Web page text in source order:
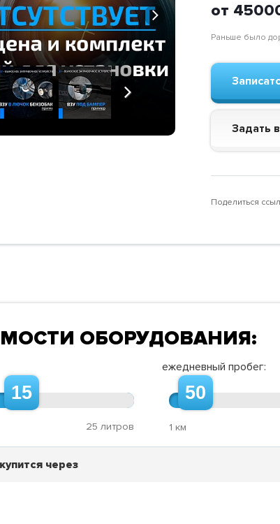
Next
Next
от
Раньше было
Задать
Поделиться
ОБОРУДОВАНИЯ:
15
25 литров
ежедневный пробег:
50
1 км
через